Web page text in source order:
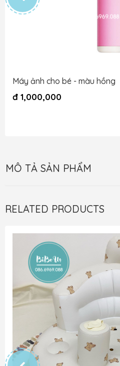
Máy ảnh cho bé - màu hồng
đ 1,000,000
MÔ TẢ SẢN PHẨM
RELATED PRODUCTS